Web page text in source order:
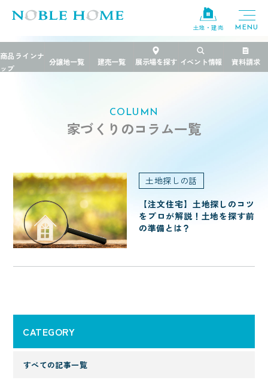
土地・建売
家づくりのコラム> 土地探しの話
COLUMN
家づくりのコラム一覧
土地探しの話
【注文住宅】土地探しのコツ
をプロが解説！土地を探す前
の準備とは？
CATEGORY
すべての記事一覧